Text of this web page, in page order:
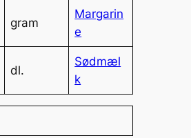
gram
Margarin
e
dl.
Sødmæl
k